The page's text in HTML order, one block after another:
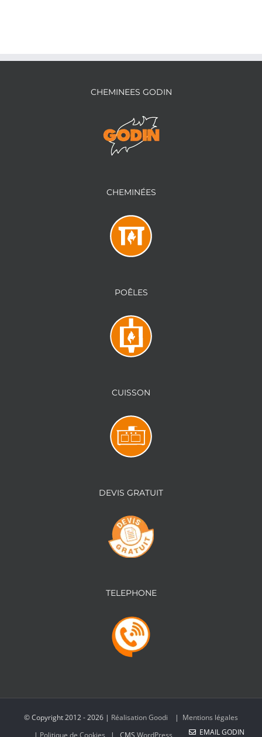
CHEMINEES GODIN
CHEMINÉES
POÊLES
CUISSON
DEVIS GRATUIT
TELEPHONE
© Copyright 2012 -2026 | Réalisation Goodi | Mentions légales
EMAIL GODIN